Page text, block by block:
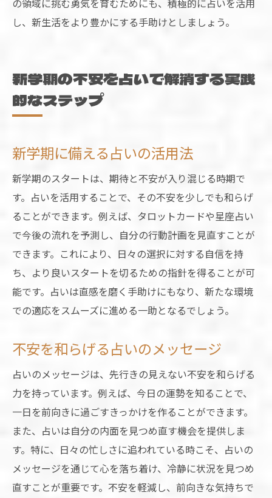
の領域に挑む勇気を育むためにも、積極的に占いを活用
し、新生活をより豊かにする手助けとしましょう。
新学期の不安を占いで解消する実践
的なステップ
新学期に備える占いの活用法
新学期のスタートは、期待と不安が入り混じる時期で
す。占いを活用することで、その不安を少しでも和らげ
ることができます。例えば、タロットカードや星座占い
で今後の流れを予測し、自分の行動計画を見直すことが
できます。これにより、日々の選択に対する自信を持
ち、より良いスタートを切るための指針を得ることが可
能です。占いは直感を磨く手助けにもなり、新たな環境
での適応をスムーズに進める一助となるでしょう。
不安を和らげる占いのメッセージ
占いのメッセージは、先行きの見えない不安を和らげる
力を持っています。例えば、今日の運勢を知ることで、
一日を前向きに過ごすきっかけを作ることができます。
また、占いは自分の内面を見つめ直す機会を提供しま
す。特に、日々の忙しさに追われている時こそ、占いの
メッセージを通じて心を落ち着け、冷静に状況を見つめ
直すことが重要です。不安を軽減し、前向きな気持ちで